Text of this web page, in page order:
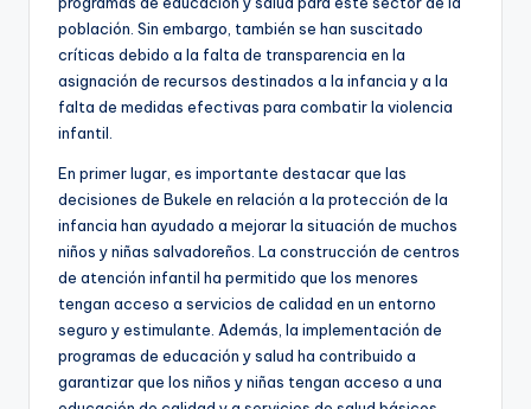
población. Sin embargo, también se han suscitado
críticas debido a la falta de transparencia en la
asignación de recursos destinados a la infancia y a la
falta de medidas efectivas para combatir la violencia
infantil.
En primer lugar, es importante destacar que las
decisiones de Bukele en relación a la protección de la
infancia han ayudado a mejorar la situación de muchos
niños y niñas salvadoreños. La construcción de centros
de atención infantil ha permitido que los menores
tengan acceso a servicios de calidad en un entorno
seguro y estimulante. Además, la implementación de
programas de educación y salud ha contribuido a
garantizar que los niños y niñas tengan acceso a una